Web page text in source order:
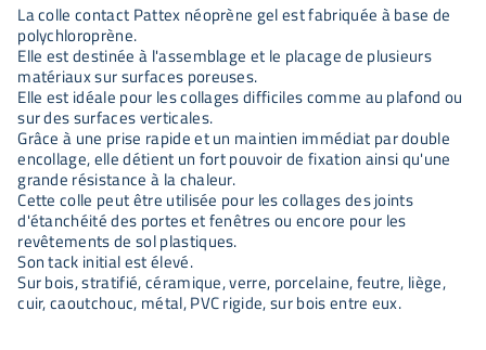
La colle contact Pattex néoprène gel est fabriquée à base de
polychloroprène.
Elle est destinée à l'assemblage et le placage de plusieurs
matériaux sur surfaces poreuses.
Elle est idéale pour les collages difficiles comme au plafond ou
sur des surfaces verticales.
Grâce à une prise rapide et un maintien immédiat par double
encollage, elle détient un fort pouvoir de fixation ainsi qu'une
grande résistance à la chaleur.
Cette colle peut être utilisée pour les collages des joints
d'étanchéité des portes et fenêtres ou encore pour les
revêtements de sol plastiques.
Son tack initial est élevé.
Sur bois, stratifié, céramique, verre, porcelaine, feutre, liège,
cuir, caoutchouc, métal, PVC rigide, sur bois entre eux.